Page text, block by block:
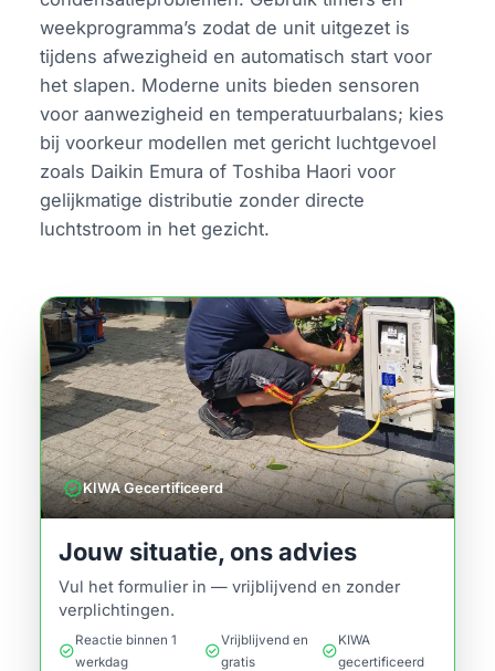
weekprogramma’s zodat de unit uitgezet is
tijdens afwezigheid en automatisch start voor
het slapen. Moderne units bieden sensoren
voor aanwezigheid en temperatuurbalans; kies
bij voorkeur modellen met gericht luchtgevoel
zoals Daikin Emura of Toshiba Haori voor
gelijkmatige distributie zonder directe
luchtstroom in het gezicht.
verifiedKIWA Gecertificeerd
Jouw situatie, ons advies
Vul het formulier in — vrijblijvend en zonder
verplichtingen.
check_circle
Reactie binnen 1
werkdag
check_circle
Vrijblijvend en
gratis
check_circle
KIWA
gecertificeerd